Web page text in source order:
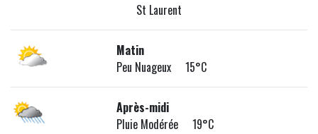
St Laurent
Matin
Peu Nuageux 15°C
Après-midi
Pluie Modérée 19°C